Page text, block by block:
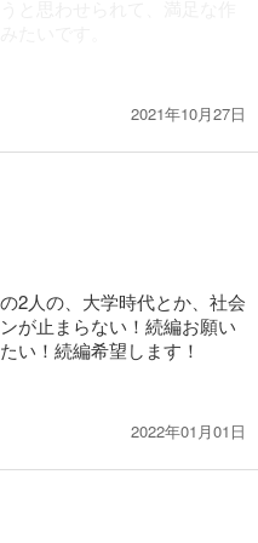
2021年10月27日
2人の、大学時代とか、社会
が止まらない！続編お願い
い！続編希望します！
2022年01月01日